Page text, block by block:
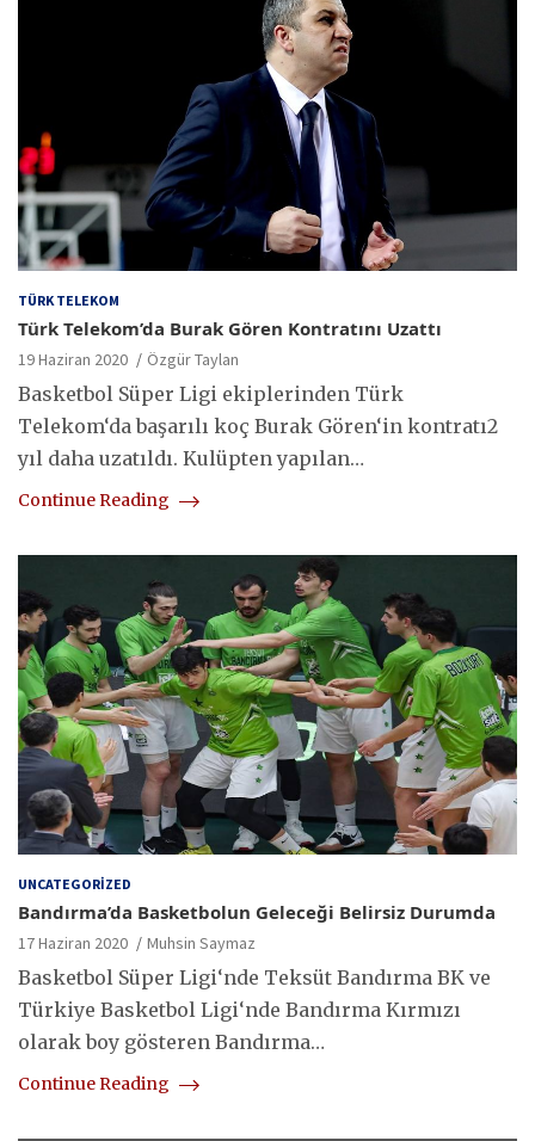
TÜRK TELEKOM
Türk Telekom’da Burak Gören Kontratını Uzattı
19 Haziran 2020 Özgür Taylan
Basketbol Süper Ligi ekiplerinden Türk
Telekom‘da başarılı koç Burak Gören‘in kontratı2
yıl daha uzatıldı. Kulüpten yapılan…
Continue Reading
UNCATEGORIZED
Bandırma’da Basketbolun Geleceği Belirsiz Durumda
17 Haziran 2020 Muhsin Saymaz
Basketbol Süper Ligi‘nde Teksüt Bandırma BK ve
Türkiye Basketbol Ligi‘nde Bandırma Kırmızı
olarak boy gösteren Bandırma…
Continue Reading